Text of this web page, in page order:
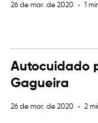
26 de mar. de 2020 1
Autocuidado
Gagueira
26 de mar. de 2020 2